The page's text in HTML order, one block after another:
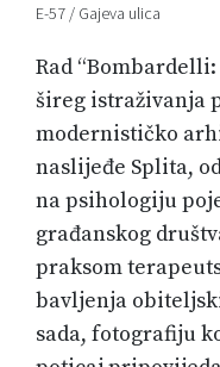
E-57 / Gajeva ulica
Rad
šireg istraživanja
modernističko
naslijeđe Splita,
na psihologiju
građanskog
praksom
bavljenja
sada, fotografiju